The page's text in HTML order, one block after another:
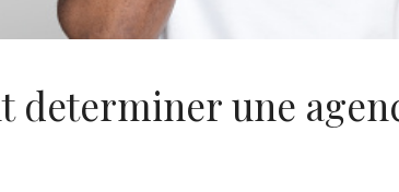
determiner une